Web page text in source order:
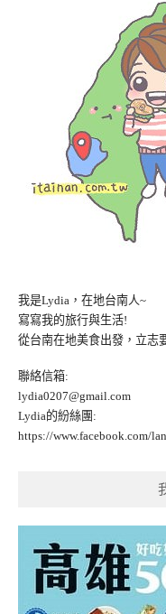
我是Lydia，在地台南人~
寫寫我的旅行與生活!
從台南在地美食出發，立志
聯絡信箱:
lydia0207@gmail.com
Lydia的紛絲團:
https://www.facebook.com/